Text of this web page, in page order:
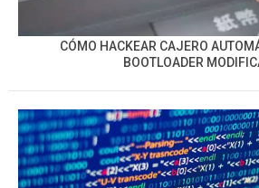
CÓMO HACKEAR CAJERO
BOOTLOADER